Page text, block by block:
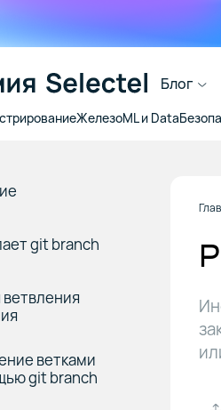
Блог
ЖелезоML и Data
git branch
ветками
git branch